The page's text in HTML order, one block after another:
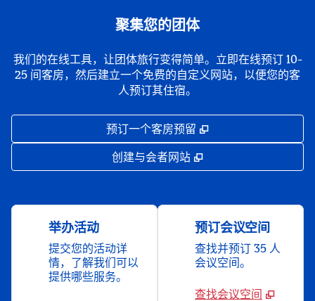
聚集您的团体
我们的在线工具，让团体旅行变得简单。立即在线预订 10-
25 间客房，然后建立一个免费的自定义网站，以便您的客
人预订其住宿。
预订一个客房预留 ,
创建与会者网站 ,
举办活动
提交您的活动详
情，了解我们可以
提供哪些服务。
预订会议空间
查找并预订 35 人
会议空间。
查找会议空间